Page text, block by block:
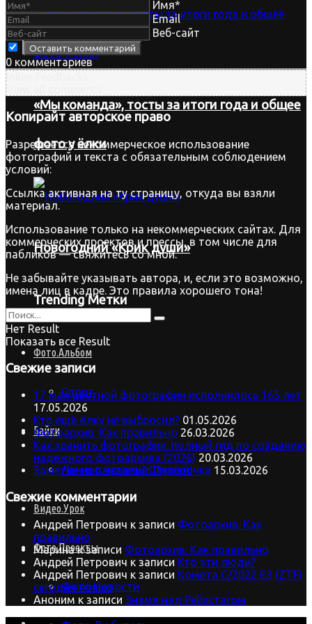
«Мы команда», тосты за итоги года и общее
фото у ёлки
Новогодний «Крик души»
Trending Метки
Фото.Альбом
Спорт
Байки
Лениво читать? Слушай!
Видео.Урок
Фото.Проекты
Фото.Новости
Имя*
Email
Веб-сайт
0 комментариев
Копирайт авторское право
Разрешается некоммерческое использование
фотографий и текста с обязательным соблюдением
условий:
Ссылка активная на ту страницу, откуда вы взяли
материал.
Использование только на некоммерческих сайтах. Для
коммерческих проектов и прессы, в том числе для
пабликов — свяжитесь со мной.
Не забывайте указывать автора, и, если это возможно,
имена лиц в кадре. Это правила хорошего тона!
Нет Result
Показать все Result
Свежие записи
17 мая цветной фотографии исполнилось 165 лет
17.05.2026
Кто ещё ёлку не выбросил? 01.05.2026
Фотоархив. Как правильно 26.03.2026
Как хранить фотографии: полный гид по созданию
надёжного фотоархива (2026) 20.03.2026
Заметки из пандемии. Пятёрочка 15.03.2026
Свежие комментарии
Андрей Петрович к записи Фотоархив. Как
правильно
Маринак записи Фотоархив. Как правильно
Андрей Петрович к записи Кто эти люди?
Андрей Петрович к записи Комета C/2022 E3 (ZTF)
сегодня ночью
Аноним к записи Знамя над Рейхстагом